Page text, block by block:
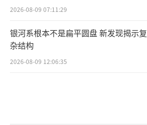
2026-08-09 07:11:29
银河系根本不是扁平圆盘 新发现揭示复
杂结构
2026-08-09 12:06:35